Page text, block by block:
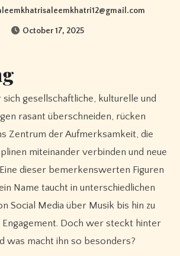
October 17, 2025
rasant überschneiden, rücken
Zentrum der Aufmerksamkeit, die
miteinander verbinden und neue
dieser bemerkenswerten Figuren
Name taucht in unterschiedlichen
Social Media über Musik bis hin zu
Doch wer steckt hinter
was macht ihn so besonders?